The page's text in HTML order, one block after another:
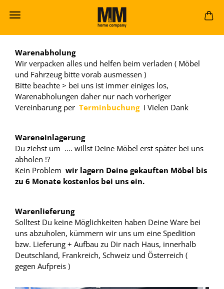
Warenabholung
Wir verpacken alles und helfen beim verladen ( Möbel
und Fahrzeug bitte vorab ausmessen )
Bitte beachte > bei uns ist immer einiges los,
Warenabholungen daher nur nach vorheriger
Vereinbarung per Terminbuchung I Vielen Dank
Wareneinlagerung
Du ziehst um .... willst Deine Möbel erst später bei uns
abholen !?
Kein Problem wir lagern Deine gekauften Möbel bis
zu 6 Monate kostenlos bei uns ein.
Warenlieferung
Solltest Du keine Möglichkeiten haben Deine Ware bei
uns abzuholen, kümmern wir uns um eine Spedition
bzw. Lieferung + Aufbau zu Dir nach Haus, innerhalb
Deutschland, Frankreich, Schweiz und Österreich (
gegen Aufpreis )